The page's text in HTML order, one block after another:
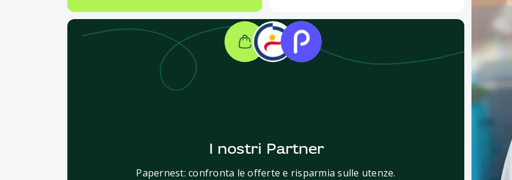
I nostri Partner
Papernest: confronta le offerte e risparmia sulle utenze.